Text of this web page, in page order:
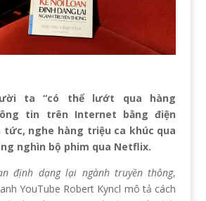
ta “có thể lướt qua hàng
tin trên Internet bằng điện
tức, nghe hàng triệu ca khúc qua
nghìn bộ phim qua Netflix.
định dạng lại ngành truyền thông,
YouTube Robert Kyncl mô tả cách